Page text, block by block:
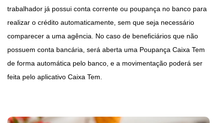
trabalhador já possui conta corrente ou poupança no banco para
realizar o crédito automaticamente, sem que seja necessário
comparecer a uma agência. No caso de beneficiários que não
possuem conta bancária, será aberta uma Poupança Caixa Tem
de forma automática pelo banco, e a movimentação poderá ser
feita pelo aplicativo Caixa Tem.